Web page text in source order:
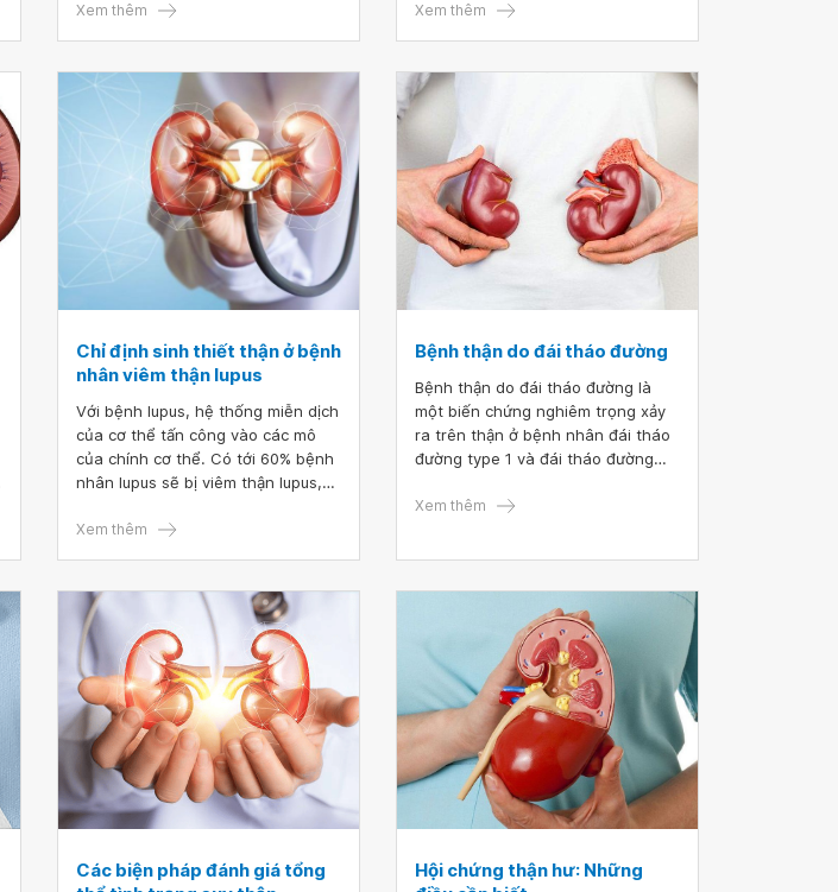
thiệp khi có bất cứ dấu hiệu bất
Xem thêm
Chẩn đoán suy thận ở bệnh nhân
ngừa biến chứng.
Xem thêm
Chỉ định sinh thiết thận ở bệnh
nhân viêm thận lupus
Với bệnh lupus, hệ thống miễn dịch
của cơ thể tấn công vào các mô
của chính cơ thể. Có tới 60% bệnh
nhân lupus sẽ bị viêm thận lupus,
hưởng đến các cấu trúc bên trong
Xem thêm
Bệnh thận do đái tháo đường
Bệnh thận do đái tháo đường là
một biến chứng nghiêm trọng xảy
ra trên thận ở bệnh nhân đái tháo
đường type 1 và đái tháo đường
tháo đường có xuất hiện biến
Xem thêm
Các biện pháp đánh giá tổng
Hội chứng thận hư: Những